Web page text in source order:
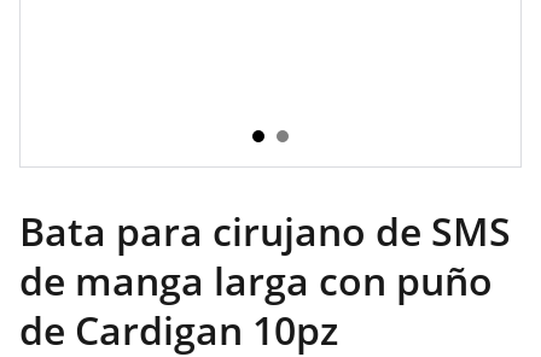
Bata para cirujano de SMS
de manga larga con puño
de Cardigan 10pz